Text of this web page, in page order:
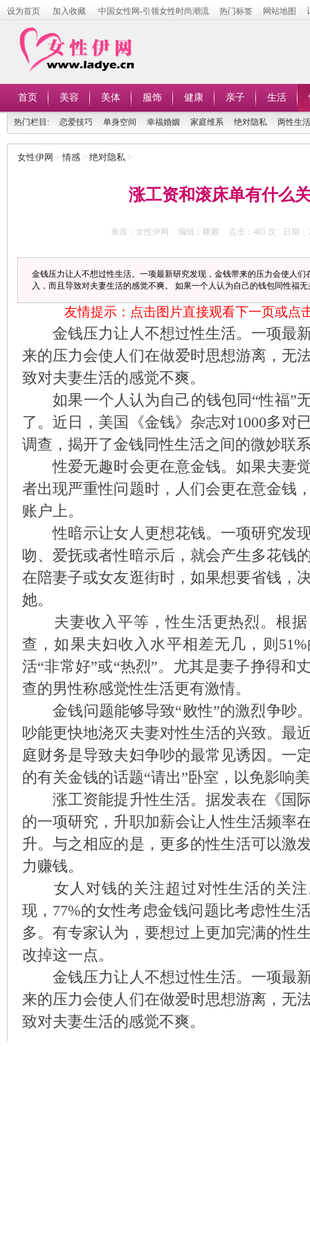
设为首页 加入收藏 中国女性网-引领女性时尚潮流 热门标签 网站地图
首页 美容 美体 服饰 健康 亲子 生活
热门栏目: 恋爱技巧 单身空间 幸福婚姻 家庭维系 绝对隐私 两性生活
女性伊网 >情感 > 绝对隐私 >
涨工资和滚床单有什么
来源：女性伊网 编辑：颖颖 点击： 405 次 日期：
金钱压力让人不想过性生活。一项最新研究发现，金钱带来的压力会使人们
入，而且导致对夫妻生活的感觉不爽。 如果一个人认为自己的钱包同性福无
友情提示：点击图片直接观看下一页或点
金钱压力让人不想过性生活。一项最
来的压力会使人们在做爱时思想游离，无
致对夫妻生活的感觉不爽。
如果一个人认为自己的钱包同“性福”
了。近日，美国《金钱》杂志对1000多对
调查，揭开了金钱同性生活之间的微妙联
性爱无趣时会更在意金钱。如果夫妻
者出现严重性问题时，人们会更在意金钱
账户上。
性暗示让女人更想花钱。一项研究发
吻、爱抚或者性暗示后，就会产生多花钱
在陪妻子或女友逛街时，如果想要省钱，
她。
夫妻收入平等，性生活更热烈。根据
查，如果夫妇收入水平相差无几，则
活“非常好”或“热烈”。尤其是妻子挣得和
查的男性称感觉性生活更有激情。
金钱问题能够导致“败性”的激烈争吵
吵能更快地浇灭夫妻对性生活的兴致。最
庭财务是导致夫妇争吵的最常见诱因。一
的有关金钱的话题“请出”卧室，以免影响
涨工资能提升性生活。据发表在《国
的一项研究，升职加薪会让人性生活频率
升。与之相应的是，更多的性生活可以激
力赚钱。
女人对钱的关注超过对性生活的关注
现，77%的女性考虑金钱问题比考虑性生
多。有专家认为，要想过上更加完满的性
改掉这一点。
金钱压力让人不想过性生活。一项最
来的压力会使人们在做爱时思想游离，无
致对夫妻生活的感觉不爽。